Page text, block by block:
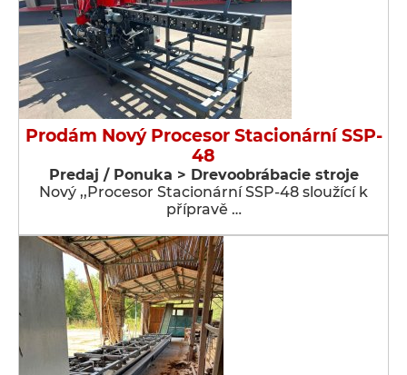
Prodám Nový Procesor Stacionární SSP-
48
Predaj / Ponuka > Drevoobrábacie stroje
Nový ,,Procesor Stacionární SSP-48 sloužící k
přípravě …